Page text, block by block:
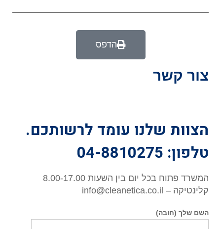
הדפס
צור קשר
הצוות שלנו עומד לרשותכם.
טלפון: 04-8810275
המשרד פתוח בכל יום בין השעות 8.00-17.00
קלינטיקה – info@cleanetica.co.il
השם שלך (חובה)